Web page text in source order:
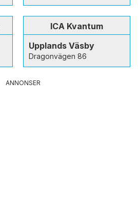
ICA Kvantum
Upplands Väsby
Dragonvägen 86
ANNONSER